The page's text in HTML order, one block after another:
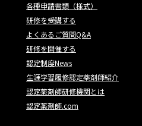
各種申請書類（様式）
研修を受講する
よくあるご質問Q&A
研修を開催する
認定制度News
生涯学習履修認定薬剤師紹介
認定薬剤師研修機関とは
認定薬剤師.com